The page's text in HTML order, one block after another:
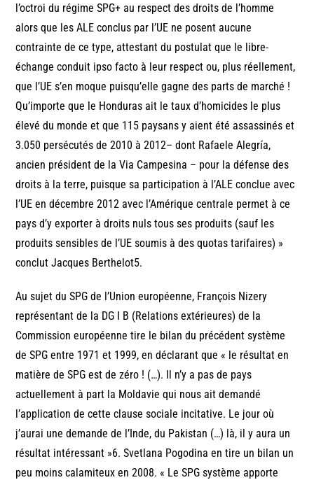
l’octroi du régime SPG+ au respect des droits de l’homme
alors que les ALE conclus par l’UE ne posent aucune
contrainte de ce type, attestant du postulat que le libre-
échange conduit ipso facto à leur respect ou, plus réellement,
que l’UE s’en moque puisqu’elle gagne des parts de marché !
Qu’importe que le Honduras ait le taux d’homicides le plus
élevé du monde et que 115 paysans y aient été assassinés et
3.050 persécutés de 2010 à 2012– dont Rafaele Alegría,
ancien président de la Via Campesina – pour la défense des
droits à la terre, puisque sa participation à l’ALE conclue avec
l’UE en décembre 2012 avec l’Amérique centrale permet à ce
pays d’y exporter à droits nuls tous ses produits (sauf les
produits sensibles de l’UE soumis à des quotas tarifaires) »
conclut Jacques Berthelot5.
Au sujet du SPG de l’Union européenne, François Nizery
représentant de la DG I B (Relations extérieures) de la
Commission européenne tire le bilan du précédent système
de SPG entre 1971 et 1999, en déclarant que « le résultat en
matière de SPG est de zéro ! (…). Il n’y a pas de pays
actuellement à part la Moldavie qui nous ait demandé
l’application de cette clause sociale incitative. Le jour où
j’aurai une demande de l’Inde, du Pakistan (…) là, il y aura un
résultat intéressant »6. Svetlana Pogodina en tire un bilan un
peu moins calamiteux en 2008. « Le SPG système apporte